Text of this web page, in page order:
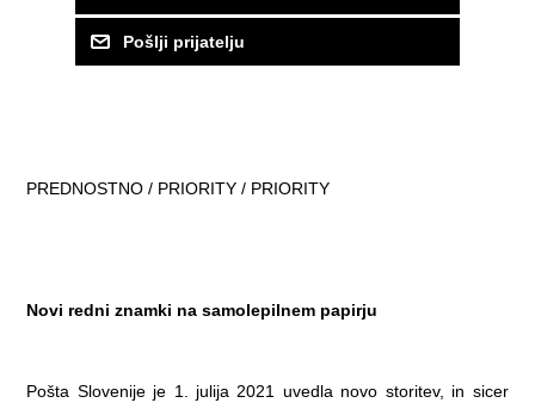
PREDNOSTNO / PRIORITY / PRIORITY
Novi redni znamki na samolepilnem papirju
Pošta Slovenije je 1. julija 2021 uvedla novo storitev, in sicer